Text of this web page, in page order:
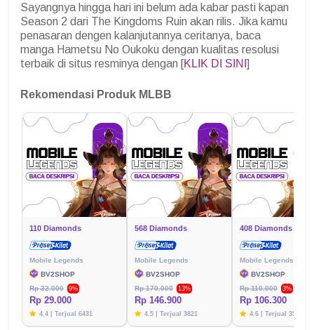
Sayangnya hingga hari ini belum ada kabar pasti kapan
Season 2 dari The Kingdoms Ruin akan rilis. Jika kamu
penasaran dengen kalanjutannya ceritanya, baca
manga Hametsu No Oukoku dengan kualitas resolusi
terbaik di situs resminya dengan [KLIK DI SINI]
Rekomendasi Produk MLBB
110 Diamonds
Mobile Legends
BV2SHOP
Rp 32.000
9%
Rp 29.000
4.4 | Terjual 6431
568 Diamonds
Mobile Legends
BV2SHOP
Rp 170.000
13%
Rp 146.900
4.5 | Terjual 3821
408 Diamonds
Mobile Legends
BV2SHOP
Rp 110.000
3%
Rp 106.300
4.6 | Terjual 3576